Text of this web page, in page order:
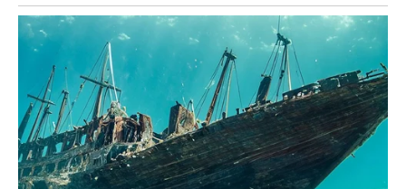
uključuju luk imaju posebno mesto, simbolizirajući povezanost
prošlosti i budućnosti.
Vrednosti Koje Ostaju
Porodica Rokvić nije samo simbol muzičkog nasleđa, već i
ogledalo vrednosti koje su često zaboravljene u modernom
svijetu, poput odgovornosti, ljubavi, poštovanja i zajedništva.